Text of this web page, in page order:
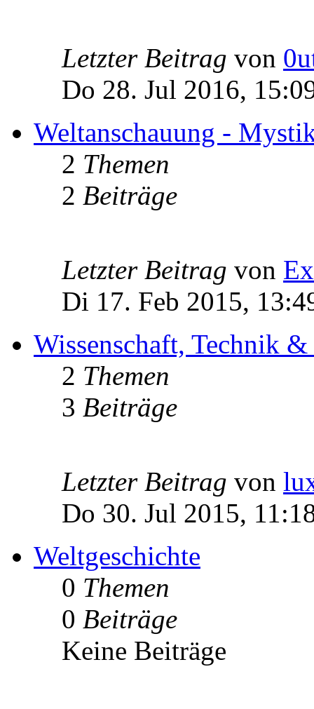
Letzter Beitrag von
Do 28. Jul 2016,
Weltanschauung -
2 Themen
2 Beiträge
Letzter Beitrag von
Di 17. Feb 2015,
Wissenschaft, Technik
2 Themen
3 Beiträge
Letzter Beitrag von
Do 30. Jul 2015,
Weltgeschichte
0 Themen
0 Beiträge
Keine Beiträge